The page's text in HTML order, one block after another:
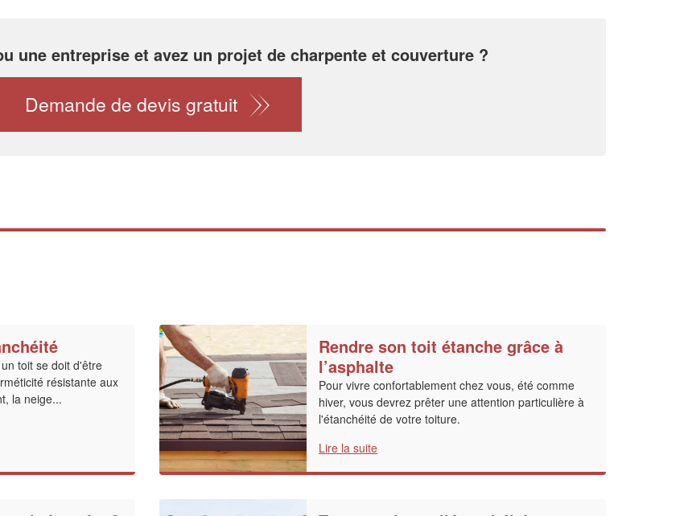
une entreprise et avez un projet de charpente et couverture ?
Demande de devis gratuit
toit se doit d'être
résistante aux
la neige...
Rendre son toit étanche grâce à
l’asphalte
Pour vivre confortablement chez vous, été comme
hiver, vous devrez prêter une attention particulière à
l'étanchéité de votre toiture.
Lire la suite
✕